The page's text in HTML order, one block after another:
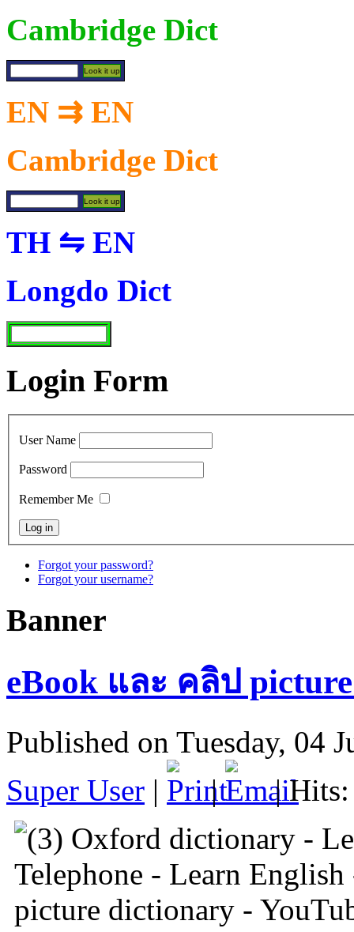
Cambridge Dict
EN ⇉ EN
Cambridge Dict
TH ⇋ EN
Longdo Dict
Login Form
User Name
Password
Remember Me
Forgot your password?
Forgot your username?
Banner
eBook และ คลิป
Published on Tuesday, 04
Super User | | | Hits: